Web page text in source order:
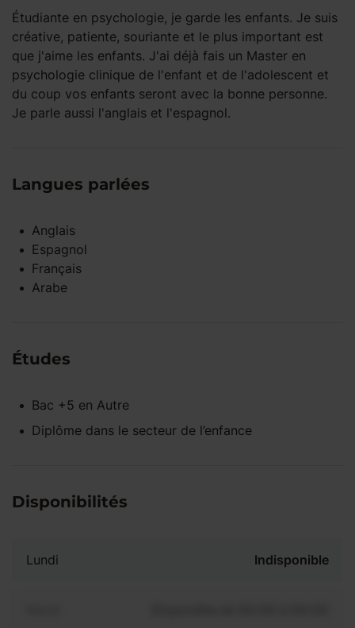
Étudiante en psychologie, je garde les enfants. Je suis
créative, patiente, souriante et le plus important est
que j'aime les enfants. J'ai déjà fais un Master en
psychologie clinique de l'enfant et de l'adolescent et
du coup vos enfants seront avec la bonne personne.
Je parle aussi l'anglais et l'espagnol.
Langues parlées
Anglais
Espagnol
Français
Arabe
Études
Bac +5 en Autre
Diplôme dans le secteur de l’enfance
Disponibilités
Lundi Indisponible